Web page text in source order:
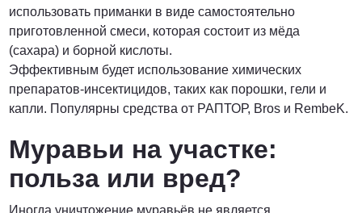
использовать приманки в виде самостоятельно
приготовленной смеси, которая состоит из мёда
(сахара) и борной кислоты.
Эффективным будет использование химических
препаратов-инсектицидов, таких как порошки, гели и
капли. Популярны средства от РАПТОР, Bros и RembeK.
Муравьи на участке:
польза или вред?
Иногда уничтожение муравьёв не является